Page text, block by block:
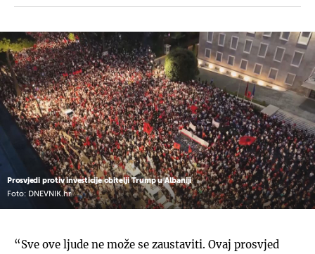
Prosvjedi protiv investicije obitelji Trump u Albaniji
Foto: DNEVNIK.hr
“Sve ove ljude ne može se zaustaviti. Ovaj prosvjed